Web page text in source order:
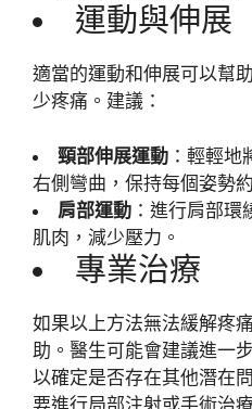
運動與伸展
適當的運動和伸展可以幫
少疼痛。建議：
頸部伸展運動 ：輕輕
右側彎曲，保持每個姿勢
肩部運動 ：進行肩部
肌肉，減少壓力。
專業治療
如果以上方法無法緩解疼
助。醫生可能會建議進一
以確定是否存在其他潛在
要進行局部注射或手術治療